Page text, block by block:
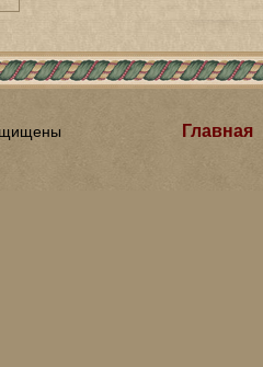
Главная